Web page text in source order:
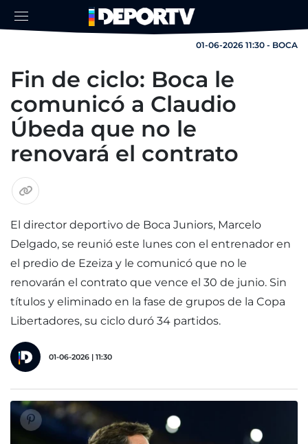
01-06-2026 11:30 - BOCA
Fin de ciclo: Boca le
comunicó a Claudio
Úbeda que no le
renovará el contrato
El director deportivo de Boca Juniors, Marcelo
Delgado, se reunió este lunes con el entrenador en
el predio de Ezeiza y le comunicó que no le
renovarán el contrato que vence el 30 de junio. Sin
títulos y eliminado en la fase de grupos de la Copa
Libertadores, su ciclo duró 34 partidos.
01-06-2026 | 11:30